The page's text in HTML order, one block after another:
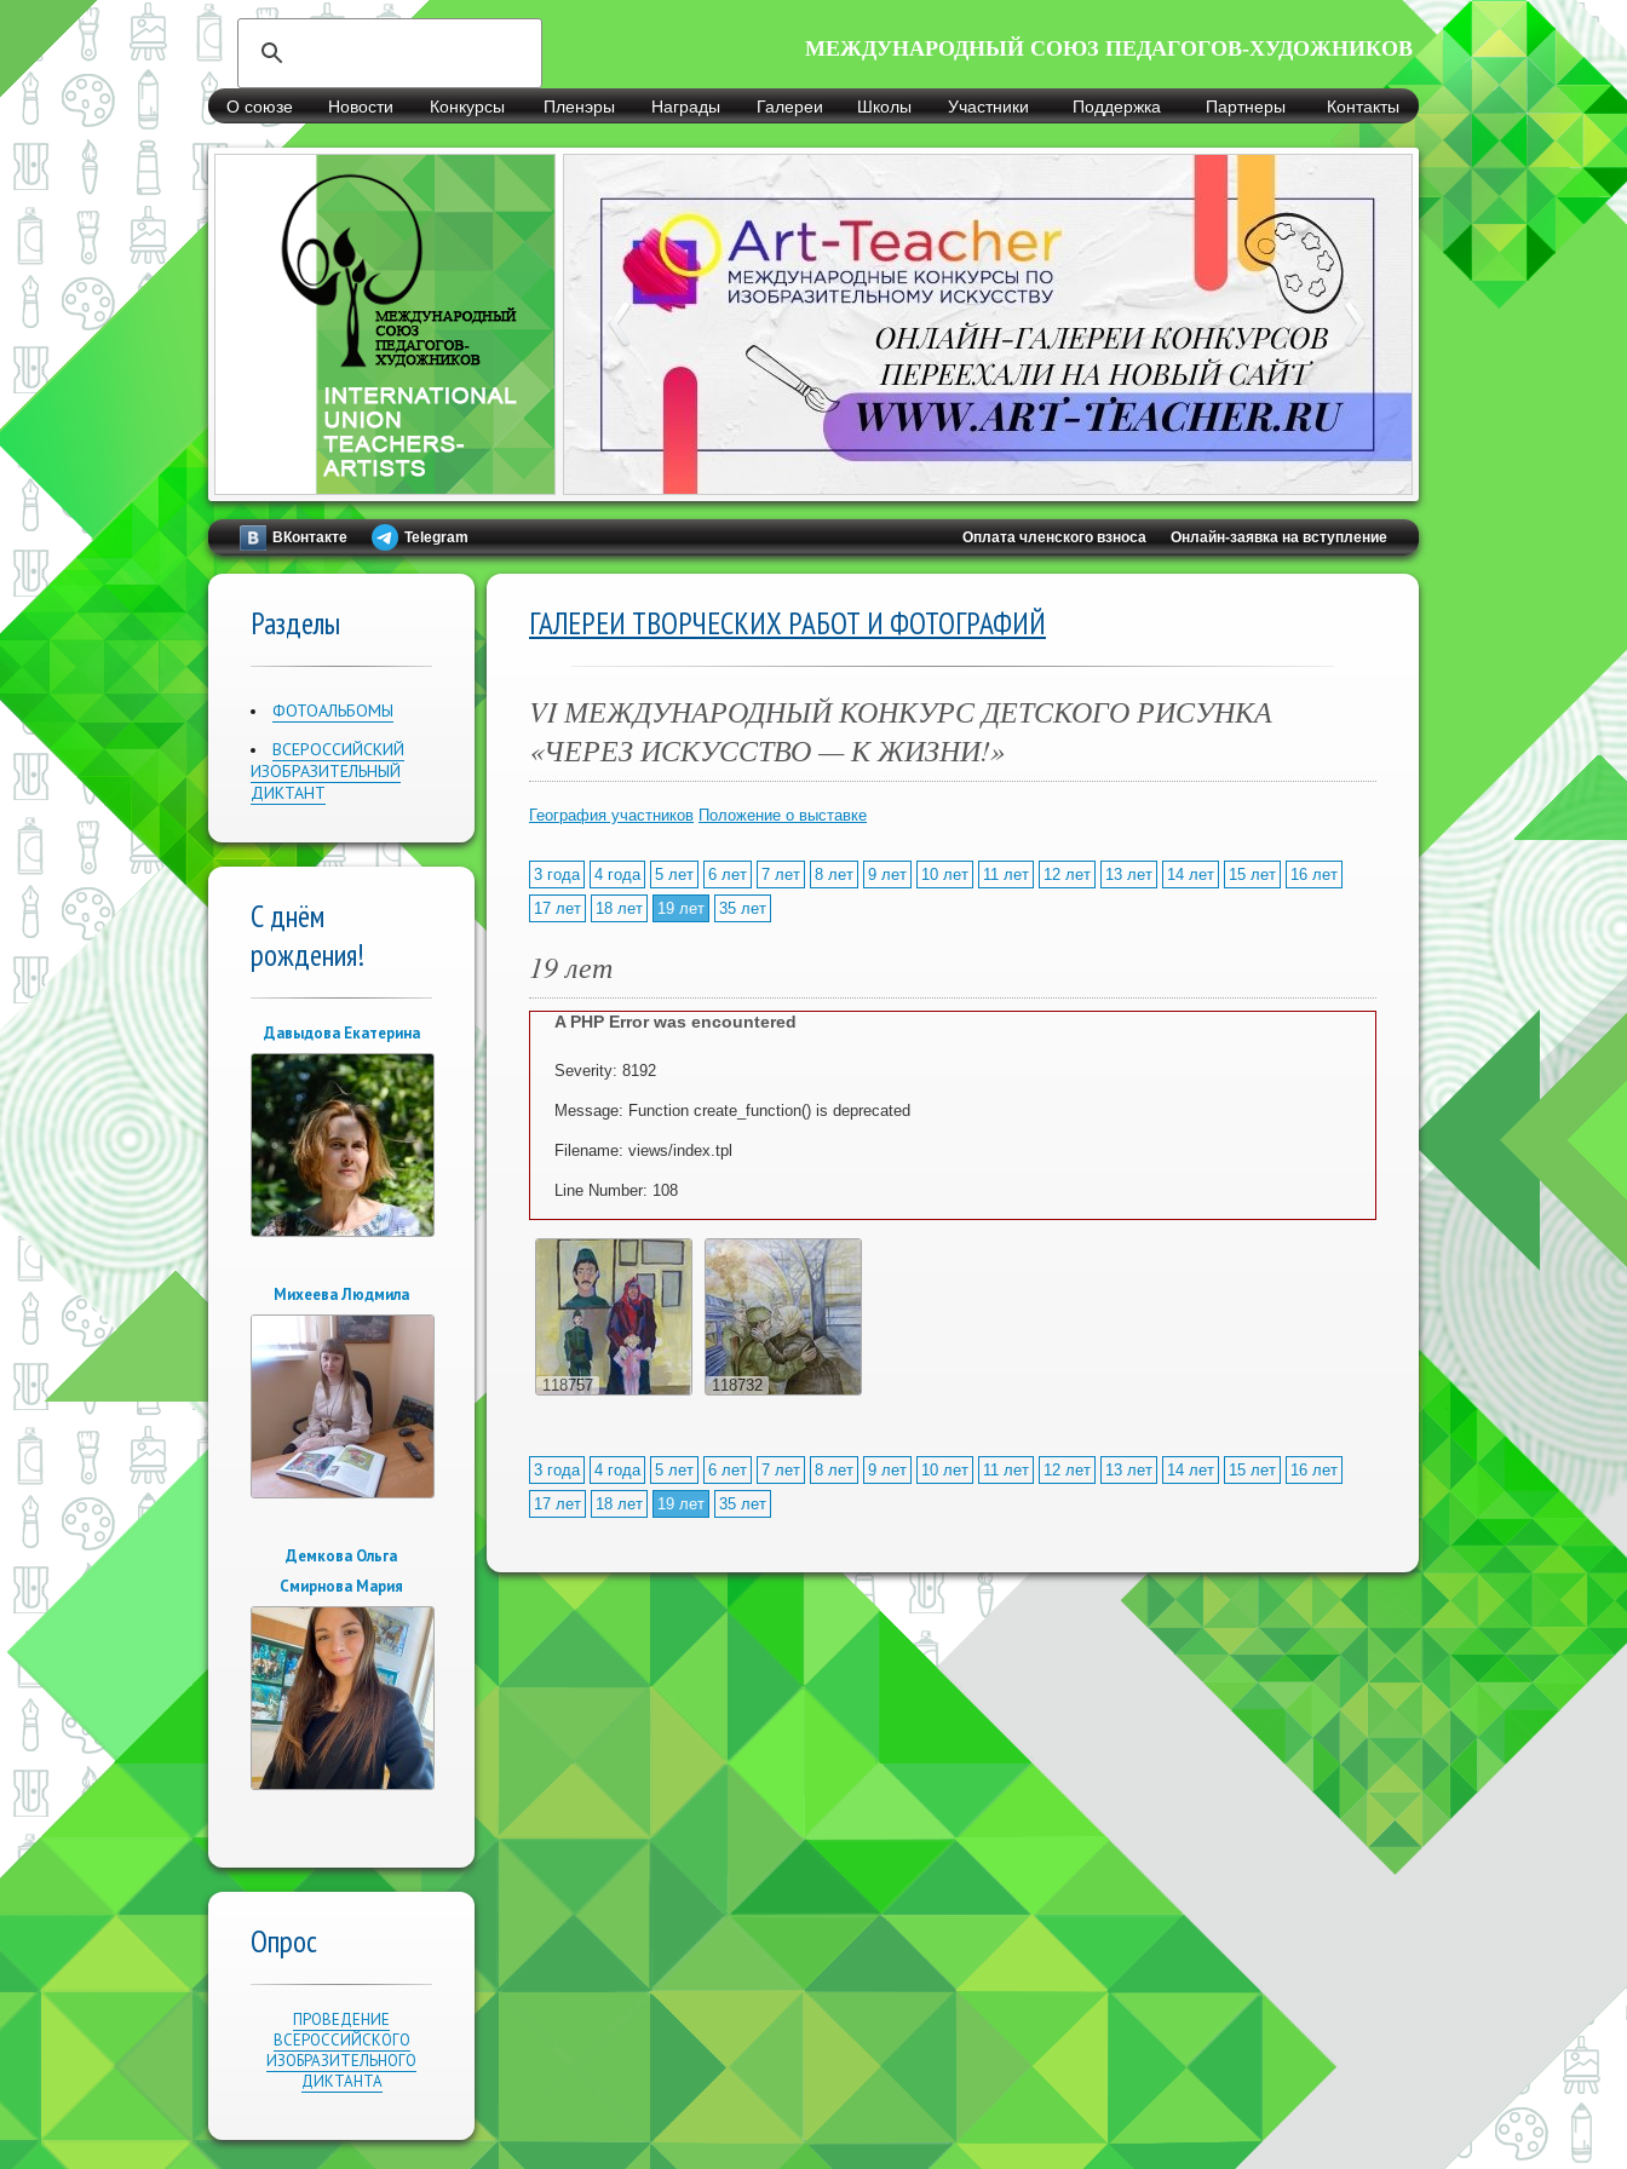
МЕЖДУНАРОДНЫЙ СОЮЗ ПЕДАГОГОВ-ХУДОЖНИКОВ
О союзе Новости Конкурсы Пленэры Награды Галереи Школы Участники Поддержка Партнеры Контакты
ВКонтакте Telegram Онлайн-заявка на вступление
Оплата членского взноса
Разделы
ФОТОАЛЬБОМЫ
ВСЕРОССИЙСКИЙ
ИЗОБРАЗИТЕЛЬНЫЙ
ДИКТАНТ
С днём
рождения!
Давыдова Екатерина
Михеева Людмила
Демкова Ольга
Смирнова Мария
Опрос
ПРОВЕДЕНИЕ
ВСЕРОССИЙСКОГО
ИЗОБРАЗИТЕЛЬНОГО
ДИКТАНТА
ГАЛЕРЕИ ТВОРЧЕСКИХ РАБОТ И ФОТОГРАФИЙ
VI МЕЖДУНАРОДНЫЙ КОНКУРС ДЕТСКОГО РИСУНКА
«ЧЕРЕЗ ИСКУССТВО — К ЖИЗНИ!»
География участников Положение о выставке
3 года 4 года 5 лет 6 лет 7 лет 8 лет 9 лет 10 лет 11 лет 12 лет 13 лет 14 лет 15 лет
16 лет
17 лет
18 лет 19 лет 35 лет
19 лет
A PHP Error was encountered
Severity: 8192
Message: Function create_function() is deprecated
Filename: views/index.tpl
Line Number: 108
118757 118732
3 года 4 года 5 лет 6 лет 7 лет 8 лет 9 лет 10 лет 11 лет 12 лет 13 лет 14 лет 15 лет
16 лет
17 лет
18 лет 19 лет 35 лет